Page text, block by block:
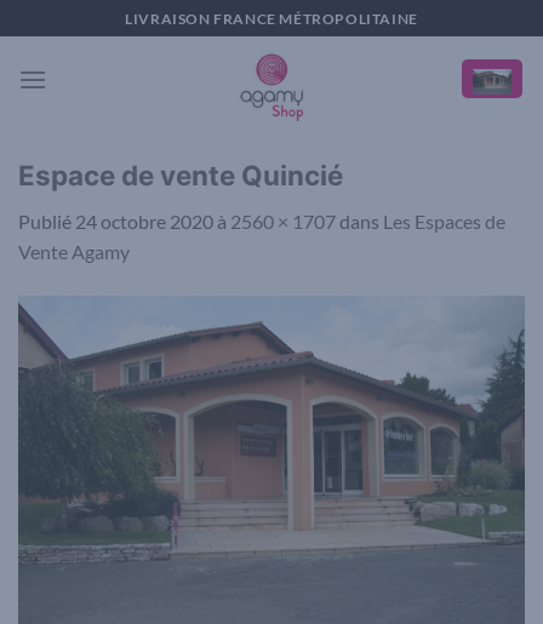
au
contenu
LIVRAISON FRANCE MÉTROPOLITAINE
Espace de vente Quincié
Publié 24 octobre 2020 à 2560 × 1707 dans Les Espaces de
Vente Agamy